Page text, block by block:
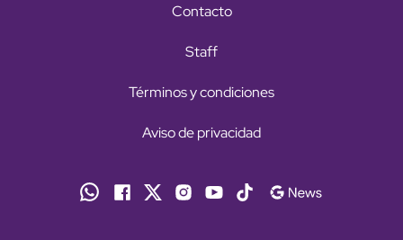
Contacto
Staff
Términos y condiciones
Aviso de privacidad